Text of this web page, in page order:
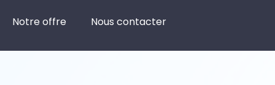
Notre offre Nous contacter